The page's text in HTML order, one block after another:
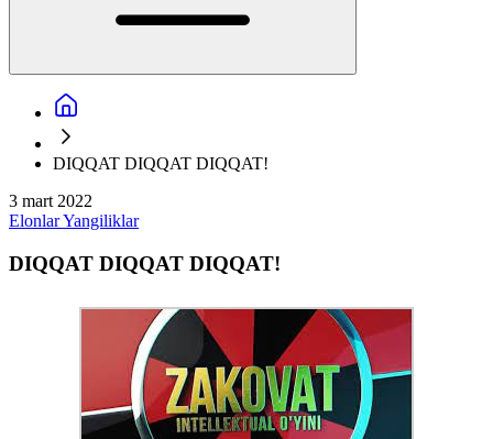
DIQQAT DIQQAT DIQQAT!
3 mart 2022
ElonlarYangiliklar
DIQQAT DIQQAT DIQQAT!